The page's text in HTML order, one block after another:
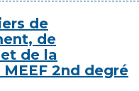
de
de
de la
2nd degré